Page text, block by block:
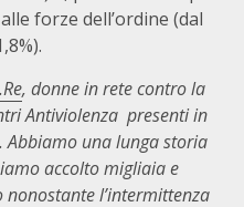
forze dell’ordine (dal
, donne in rete contro la
Antiviolenza presenti in
Abbiamo una lunga storia
accolto migliaia e
l’intermittenza